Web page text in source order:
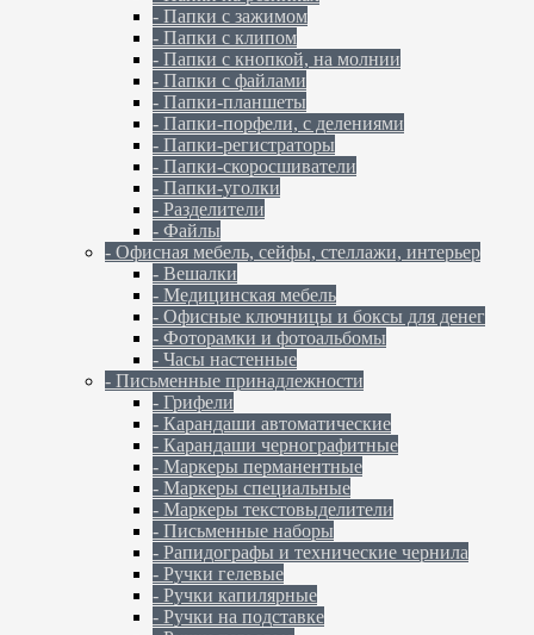
- Папки с зажимом
- Папки с клипом
- Папки с кнопкой, на молнии
- Папки с файлами
- Папки-планшеты
- Папки-порфели, с делениями
- Папки-регистраторы
- Папки-скоросшиватели
- Папки-уголки
- Разделители
- Файлы
- Офисная мебель, сейфы, стеллажи, интерьер
- Вешалки
- Медицинская мебель
- Офисные ключницы и боксы для денег
- Фоторамки и фотоальбомы
- Часы настенные
- Письменные принадлежности
- Грифели
- Карандаши автоматические
- Карандаши чернографитные
- Маркеры перманентные
- Маркеры специальные
- Маркеры текстовыделители
- Письменные наборы
- Рапидографы и технические чернила
- Ручки гелевые
- Ручки капилярные
- Ручки на подставке